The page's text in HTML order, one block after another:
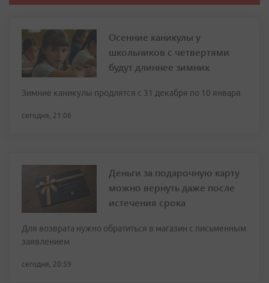
Осенние каникулы у
школьников с четвертями
будут длиннее зимних
Зимние каникулы продлятся с 31 декабря по 10 января
сегодня, 21:06
Деньги за подарочную карту
можно вернуть даже после
истечения срока
Для возврата нужно обратиться в магазин с письменным
заявлением
сегодня, 20:59